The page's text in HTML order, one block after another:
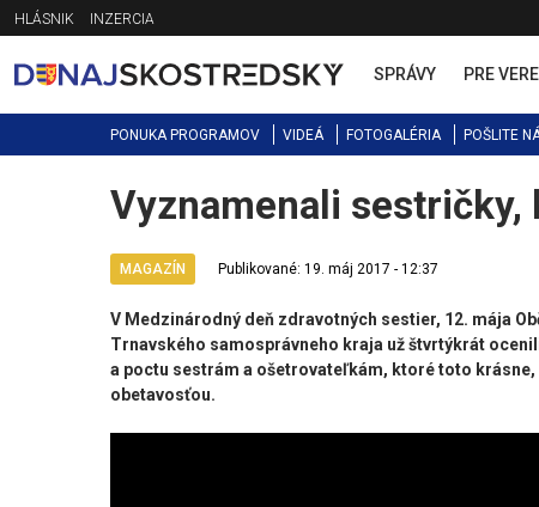
Jump
to
navigation
HLÁSNIK INZERCIA
SPRÁVY PRE
PONUKA PROGRAMOV VIDEÁ FOTOGALÉRIA POŠLITE
Back
to
Vyznamenali sestričky,
MAGAZÍN Publikované: 19. máj 2017 - 12:37
V Medzinárodný deň zdravotných sestier, 12. mája
Trnavského samosprávneho kraja už štvrtýkrát
a poctu sestrám a ošetrovateľkám, ktoré toto
obetavosťou.​